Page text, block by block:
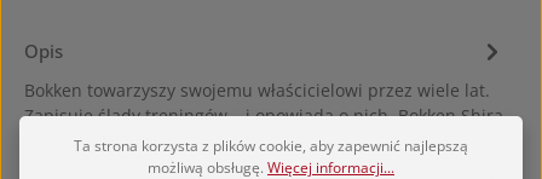
Opis
Bokken towarzyszy swojemu właścicielowi przez wiele lat.
Zapisuje ślady treningów – i opowiada o nich. Bokken Shira
Kashi K…Więcej
Ta strona korzysta z plików cookie, aby zapewnić najlepszą
możliwą obsługę. Więcej informacji...